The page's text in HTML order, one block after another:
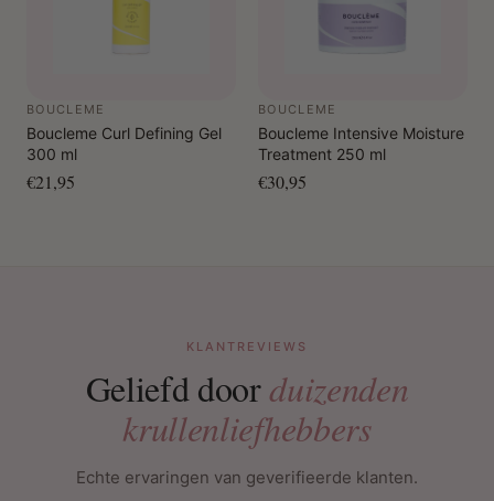
BOUCLEME
Boucleme Curl Defining Gel
300 ml
€21,95
BOUCLEME
Boucleme Intensive Moisture
Treatment 250 ml
€30,95
KLANTREVIEWS
Geliefd doorduizenden
krullenliefhebbers
Echte ervaringen van geverifieerde klanten.